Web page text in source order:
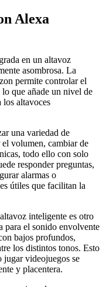
Alexa
en un altavoz
asombrosa. La
permite controlar el
que añade un nivel de
altavoces
una variedad de
volumen, cambiar de
todo ello con solo
responder preguntas,
alarmas o
útiles que facilitan la
inteligente es otro
para el sonido envolvente
bajos profundos,
los distintos tonos. Esto
jugar videojuegos se
y placentera.